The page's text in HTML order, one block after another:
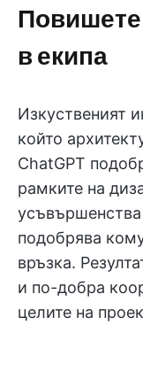
Повишете
в екипа
Изкуственият
който
ChatGPT
рамките на
усъвършенства
подобрява
връзка.
и по-добра
целите на